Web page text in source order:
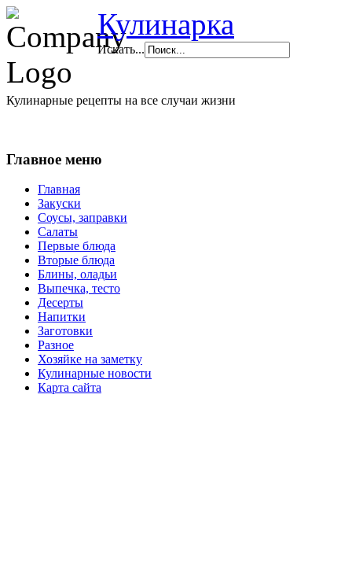
Кулинарка
Искать...
Кулинарные рецепты на все случаи жизни
Главное меню
Главная
Закуски
Соусы, заправки
Салаты
Первые блюда
Вторые блюда
Блины, оладьи
Выпечка, тесто
Десерты
Напитки
Заготовки
Разное
Хозяйке на заметку
Кулинарные новости
Карта сайта